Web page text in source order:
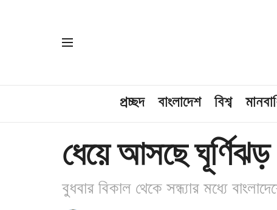
প্রচ্ছদ বাংলাদেশ বিশ্ব
ধেয়ে আসছে
বুধবার বিকাল থেকে সন্ধ্যার মধ্যে